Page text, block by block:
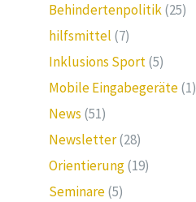
Behindertenpolitik(25)
hilfsmittel (7)
Inklusions Sport(5)
Mobile Eingabegeräte(1)
News (51)
Newsletter(28)
Orientierung(19)
Seminare(5)